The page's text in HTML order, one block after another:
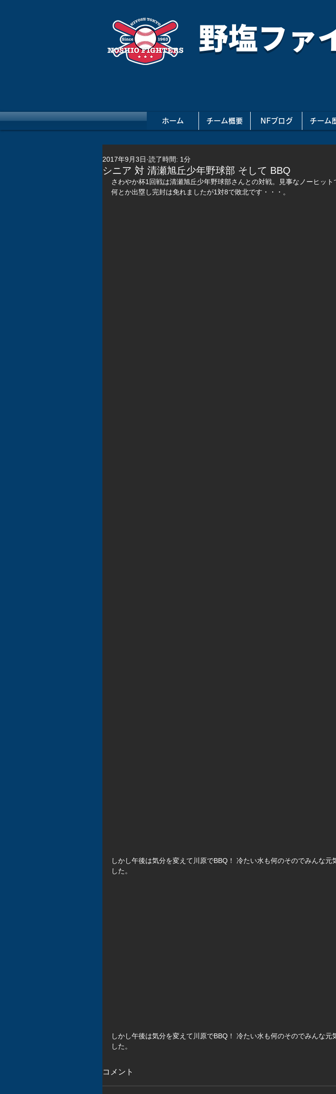
野塩ファ
ホーム チーム概要 NFブログ チーム
シニア 対 清瀬旭丘少年野球部 そして BBQ
2017年9月3日 読了時間: 1分
さわやか杯1回戦は清瀬旭丘少年野球部さんとの対戦。見事なノーヒッ
何とか出塁し完封は免れましたが1対8で敗北です・・・。
しかし午後は気分を変えて川原でBBQ！ 冷たい水も何のそのでみんな元
した。
しかし午後は気分を変えて川原でBBQ！ 冷たい水も何のそのでみんな元
した。
コメント